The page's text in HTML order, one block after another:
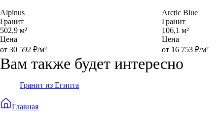
Alpinus
Гранит
502,9 м²
Цена
от 30 592 ₽/м²
Arctic Blue
Гранит
106,1 м²
Цена
от 16 753 ₽/м²
Вам также будет интересно
Гранит из Египта
Главная